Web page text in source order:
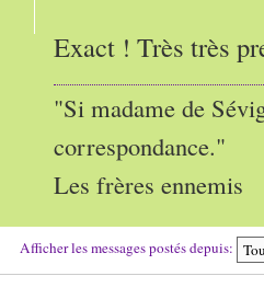
Exact ! Très très
"Si madame de
correspondance."
Les frères ennemis
Afficher les messages postés depuis: